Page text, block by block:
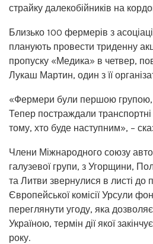
страйку далекобійників на
Близько 100 фермерів з
планують провести триденну
пропуску «Медика» в четвер,
Лукаш Мартин, один з її
«Фермери були першою групою,
Тепер постраждали транспортні
тому, хто буде наступним», –
Члени Міжнародного союзу
галузевої групи, з Угорщини,
та Литви звернулися в листі до
Європейської комісії Урсули
переглянути угоду, яка
Україною, термін дії якої
року.